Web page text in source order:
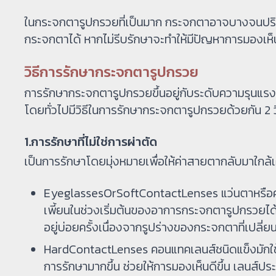
ในกระจกตารูปกรวยที่เป็นมาก กระจกตาอาจบางจน
กระจกตาได้ หากไม่รีบรักษาจะทำให้มีปัญหาการมองเห็
วิธีการรักษากระจกตารูปกรวย
การรักษากระจกตารูปกรวยขึ้นอยู่กับระดับความรุนแร
โดยทั่วไปมีวิธีในการรักษากระจกตารูปกรวยด้วยกัน 2
1.การรักษาที่ไม่ใช่การผ่าตัด
เป็นการรักษาโดยมุ่งหมายเพื่อให้ค่าสายตากลับมาใก
EyeglassesOrSoftContactLenses แว่นตาหรื
เพี้ยนในช่วงเริ่มต้นของอาการกระจกตารูปกรว
อยู่บ่อยครั้งเนื่องจากรูปร่างของกระจกตาที่เปลี่ย
HardContactLenses คอนแทคเลนส์ชนิดแข็งมัก
การรักษามากขึ้น ช่วยให้การมองเห็นดีขึ้น เลนส์ป